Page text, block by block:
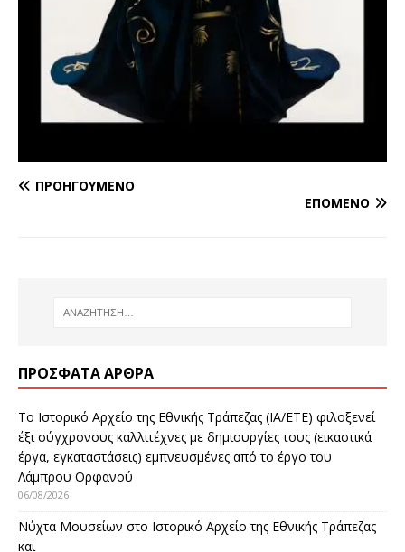
ΠΡΟΗΓΟΎΜΕΝΟ
ΕΠΌΜΕΝΟ
ΠΡΌΣΦΑΤΑ ΆΡΘΡΑ
Το Ιστορικό Αρχείο της Εθνικής Τράπεζας (ΙΑ/ΕΤΕ) φιλοξενεί
έξι σύγχρονους καλλιτέχνες με δημιουργίες τους (εικαστικά
έργα, εγκαταστάσεις) εμπνευσμένες από το έργο του
Λάμπρου Ορφανού
06/08/2026
Νύχτα Μουσείων στο Ιστορικό Αρχείο της Εθνικής Τράπεζας
και